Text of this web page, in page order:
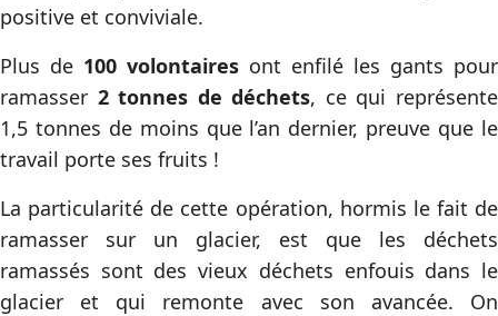
positive et conviviale.
Plus de 100 volontaires ont enfilé les gants pour
ramasser 2 tonnes de déchets, ce qui représente
1,5 tonnes de moins que l’an dernier, preuve que le
travail porte ses fruits !
La particularité de cette opération, hormis le fait de
ramasser sur un glacier, est que les déchets
ramassés sont des vieux déchets enfouis dans le
glacier et qui remonte avec son avancée. On